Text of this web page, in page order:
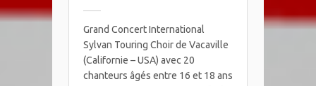
Grand Concert International
Sylvan Touring Choir de Vacaville
(Californie – USA) avec 20
chanteurs âgés entre 16 et 18 ans